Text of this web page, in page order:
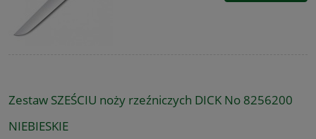
Zestaw SZEŚCIU noży rzeźniczych DICK No 8256200
NIEBIESKIE